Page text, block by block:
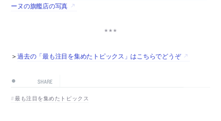
ーヌの旗艦店の写真
＞過去の「最も注目を集めたトピックス」はこちらでどうぞ
SHARE
最も注目を集めたトピックス